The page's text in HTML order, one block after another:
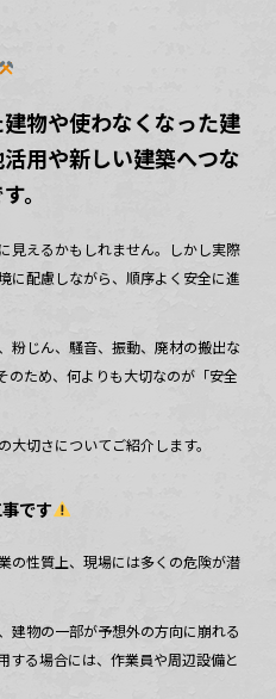
物や使わなくなった建
用や新しい建築へつな
。
見えるかもしれません。しかし実際
に配慮しながら、順序よく安全に進
粉じん、騒音、振動、廃材の搬出な
のため、何よりも大切なのが「安全
切さについてご紹介します。
です
の性質上、現場には多くの危険が潜
建物の一部が予想外の方向に崩れる
する場合には、作業員や周辺設備と